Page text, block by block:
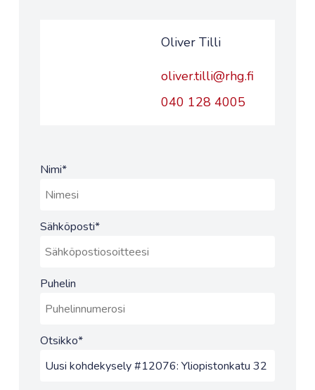
Oliver Tilli
oliver.tilli@rhg.fi
040 128 4005
Nimi*
Sähköposti*
Puhelin
Otsikko*